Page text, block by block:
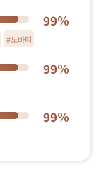
#노바티
99%
99%
99%